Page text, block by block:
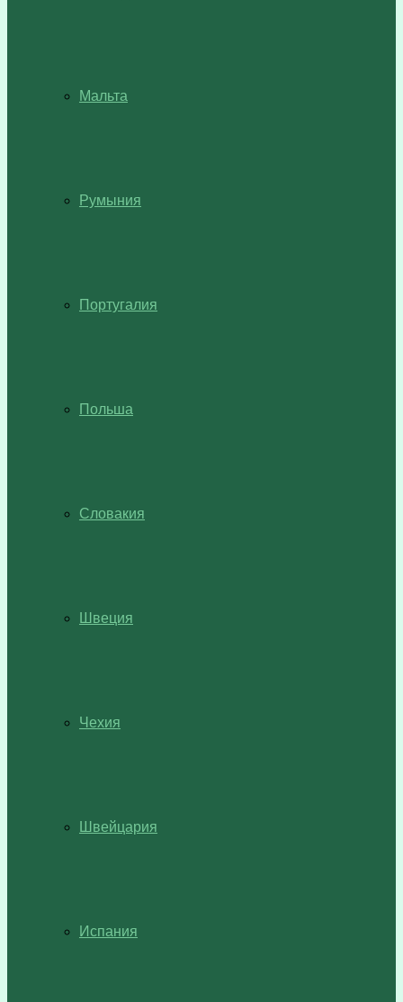
Мальта
Румыния
Португалия
Польша
Словакия
Швеция
Чехия
Швейцария
Испания